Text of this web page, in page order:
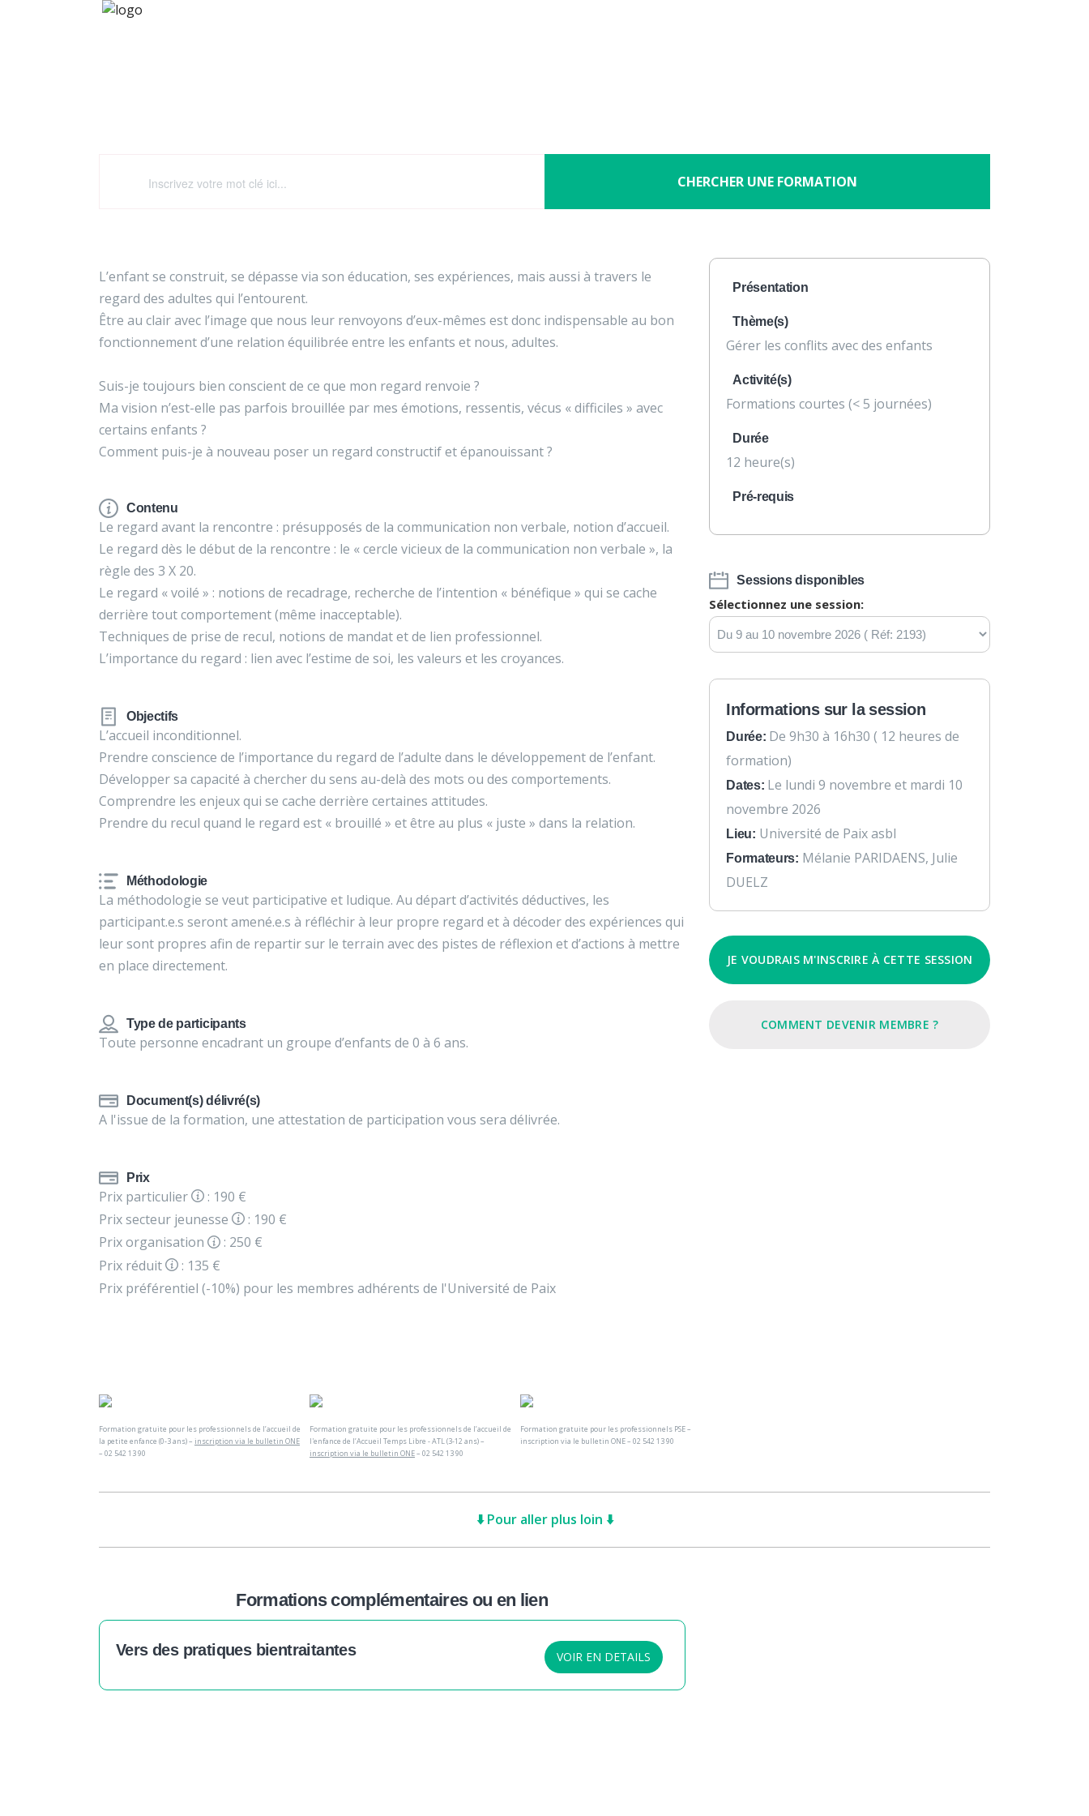
Nous soutenir
CHERCHER UNE FORMATION
L’enfant se construit, se dépasse via son éducation, ses expériences, mais aussi à travers le
regard des adultes qui l’entourent.
Être au clair avec l’image que nous leur renvoyons d’eux-mêmes est donc indispensable au bon
fonctionnement d’une relation équilibrée entre les enfants et nous, adultes.
Suis-je toujours bien conscient de ce que mon regard renvoie ?
Ma vision n’est-elle pas parfois brouillée par mes émotions, ressentis, vécus « difficiles » avec
certains enfants ?
Comment puis-je à nouveau poser un regard constructif et épanouissant ?
Contenu
Le regard avant la rencontre : présupposés de la communication non verbale, notion d’accueil.
Le regard dès le début de la rencontre : le « cercle vicieux de la communication non verbale », la
règle des 3 X 20.
Le regard « voilé » : notions de recadrage, recherche de l’intention « bénéfique » qui se cache
derrière tout comportement (même inacceptable).
Techniques de prise de recul, notions de mandat et de lien professionnel.
L’importance du regard : lien avec l’estime de soi, les valeurs et les croyances.
Objectifs
L’accueil inconditionnel.
Prendre conscience de l’importance du regard de l’adulte dans le développement de l’enfant.
Développer sa capacité à chercher du sens au-delà des mots ou des comportements.
Comprendre les enjeux qui se cache derrière certaines attitudes.
Prendre du recul quand le regard est « brouillé » et être au plus « juste » dans la relation.
Méthodologie
La méthodologie se veut participative et ludique. Au départ d’activités déductives, les
participant.e.s seront amené.e.s à réfléchir à leur propre regard et à décoder des expériences qui
leur sont propres afin de repartir sur le terrain avec des pistes de réflexion et d’actions à mettre
en place directement.
Type de participants
Toute personne encadrant un groupe d’enfants de 0 à 6 ans.
Document(s) délivré(s)
A l'issue de la formation, une attestation de participation vous sera délivrée.
Prix
Prix particulier
: 190 €
Prix secteur jeunesse
: 190 €
Prix organisation
: 250 €
Prix réduit
: 135 €
Prix préférentiel (-10%) pour les membres adhérents de l'Université de Paix
Présentation
Thème(s)
Gérer les conflits avec des enfants
Activité(s)
Formations courtes (< 5 journées)
Durée
12 heure(s)
Pré-requis
Sessions disponibles
Sélectionnez une session:
Informations sur la session
Durée: De 9h30 à 16h30 ( 12 heures de
formation)
Dates: Le lundi 9 novembre et mardi 10
novembre 2026
Lieu: Université de Paix asbl
Formateurs: Mélanie PARIDAENS, Julie
DUELZ
JE VOUDRAIS M'INSCRIRE À CETTE SESSION
COMMENT DEVENIR MEMBRE ?
Formation gratuite pour les professionnels de l’accueil de
la petite enfance (0-3 ans) – inscription via le bulletin ONE
– 02 542 13 90
Formation gratuite pour les professionnels de l’accueil de
l'enfance de l’Accueil Temps Libre - ATL (3-12 ans) –
inscription via le bulletin ONE– 02 542 13 90
Formation gratuite pour les professionnels PSE –
inscription via le bulletin ONE – 02 542 13 90
⬇️ Pour aller plus loin ⬇️
Formations complémentaires ou en lien
Vers des pratiques bientraitantes VOIR EN DETAILS